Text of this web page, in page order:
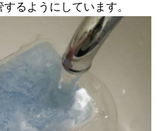
るようにしています。